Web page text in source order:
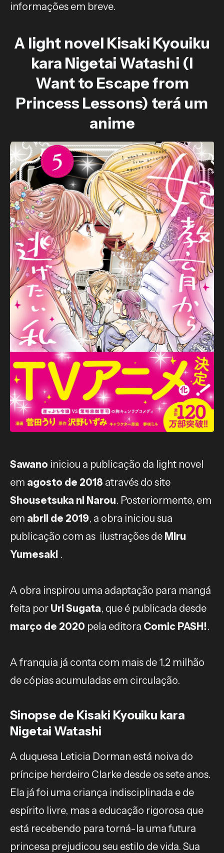
informações em breve.
A light novel Kisaki Kyouiku
kara Nigetai Watashi (I
Want to Escape from
Princess Lessons) terá um
anime
Sawano iniciou a publicação da light novel
em agosto de 2018 através do site
Shousetsuka ni Narou. Posteriormente, em
em abril de 2019, a obra iniciou sua
publicação com as ilustrações de Miru
Yumesaki .
A obra inspirou uma adaptação para mangá
feita por Uri Sugata, que é publicada desde
março de 2020 pela editora Comic PASH!.
A franquia já conta com mais de 1,2 milhão
de cópias acumuladas em circulação.
Sinopse de Kisaki Kyouiku kara
Nigetai Watashi
A duquesa Leticia Dorman está noiva do
príncipe herdeiro Clarke desde os sete anos.
Ela já foi uma criança indisciplinada e de
espírito livre, mas a educação rigorosa que
está recebendo para torná-la uma futura
princesa prejudicou seu estilo de vida. Sua